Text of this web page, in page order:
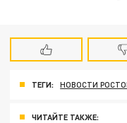
ТЕГИ: НОВОСТИ
ЧИТАЙТЕ ТАКЖЕ: